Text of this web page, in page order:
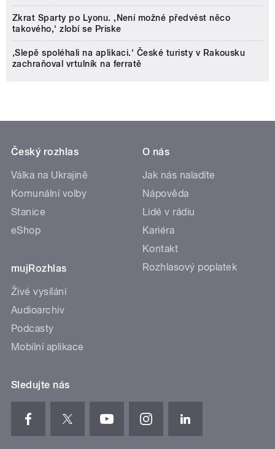
Zkrat Sparty po Lyonu. ,Není možné předvést něco
takového,‘ zlobí se Priske
‚Slepě spoléhali na aplikaci.‘ České turisty v Rakousku
zachraňoval vrtulník na ferratě
Český rozhlas
Válka na Ukrajině
Komunální volby
Stanice
eShop
mujRozhlas
Živé vysílání
Audioarchiv
Podcasty
Mobilní aplikace
O nás
Jak nás naladíte
Nápověda
Lidé v rádiu
Kariéra
Kontakt
Rozhlasový poplatek
Sledujte nás